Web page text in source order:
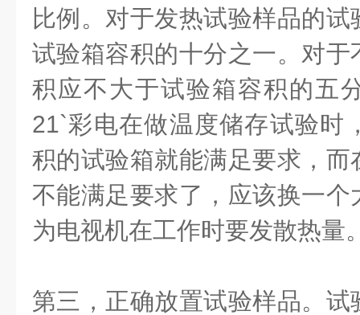
比例。对于发热试验样品的
试验箱容积的十分之一。对
积应不大于试验箱容积的五
21`彩电在做温度储存试验时
积的试验箱就能满足要求，
不能满足要求了，应该换一
为电视机在工作时要发散热量
第三，正确放置试验样品。